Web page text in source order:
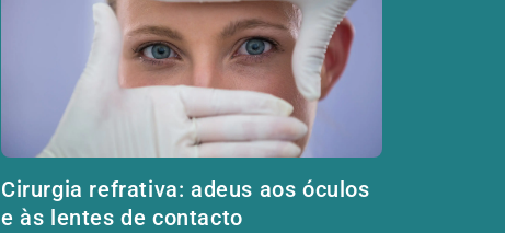
Cirurgia refrativa: adeus aos óculos
e às lentes de contacto